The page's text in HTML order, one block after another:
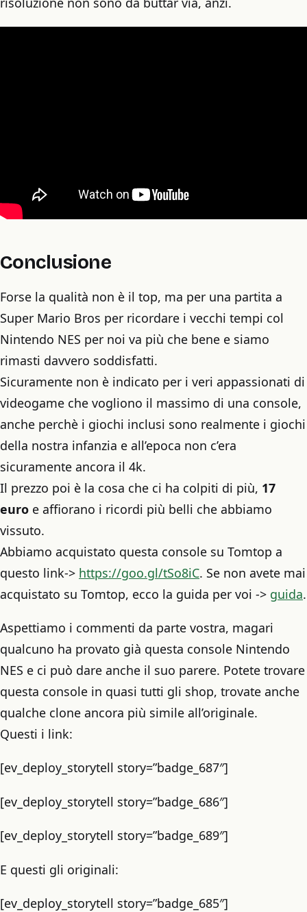
Conclusione
Forse la qualità non è il top, ma per una partita a
Super Mario Bros per ricordare i vecchi tempi col
Nintendo NES per noi va più che bene e siamo
rimasti davvero soddisfatti.
Sicuramente non è indicato per i veri appassionati di
videogame che vogliono il massimo di una console,
anche perchè i giochi inclusi sono realmente i giochi
della nostra infanzia e all’epoca non c’era
sicuramente ancora il 4k.
Il prezzo poi è la cosa che ci ha colpiti di più, 17
euro e affiorano i ricordi più belli che abbiamo
vissuto.
Abbiamo acquistato questa console su Tomtop a
questo link-> https://goo.gl/tSo8iC. Se non avete mai
acquistato su Tomtop, ecco la guida per voi -> guida.
Aspettiamo i commenti da parte vostra, magari
qualcuno ha provato già questa console Nintendo
NES e ci può dare anche il suo parere. Potete trovare
questa console in quasi tutti gli shop, trovate anche
qualche clone ancora più simile all’originale.
Questi i link:
[ev_deploy_storytell story=”badge_687″]
[ev_deploy_storytell story=”badge_686″]
[ev_deploy_storytell story=”badge_689″]
E questi gli originali:
[ev_deploy_storytell story=”badge_685″]